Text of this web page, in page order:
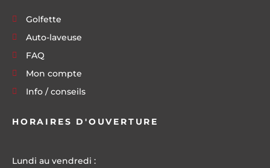
Golfette
Auto-laveuse
FAQ
Mon compte
Info / conseils
HORAIRES D'OUVERTURE
Lundi au vendredi :